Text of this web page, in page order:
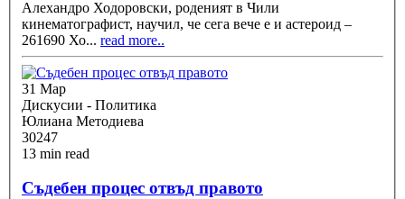
Алехандро Ходоровски, роденият в Чили
кинематографист, научил, че сега вече е и астероид –
261690 Хо... read more..
31 Мар
Дискусии - Политика
Юлиана Методиева
30247
13 min read
Съдебен процес отвъд правото